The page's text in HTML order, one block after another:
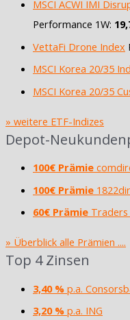
MSCI ACWI IMI
Performance 1W:
VettaFi Drone Index
MSCI Korea 20/35
MSCI Korea 20/35
» weitere ETF-Indizes
Depot-
100€ Prämie
100€ Prämie
60€ Prämie Traders
» Überblick alle Prämien ....
Top 4 Zinsen
3,40 % p.a.
3,20 % p.a. ING